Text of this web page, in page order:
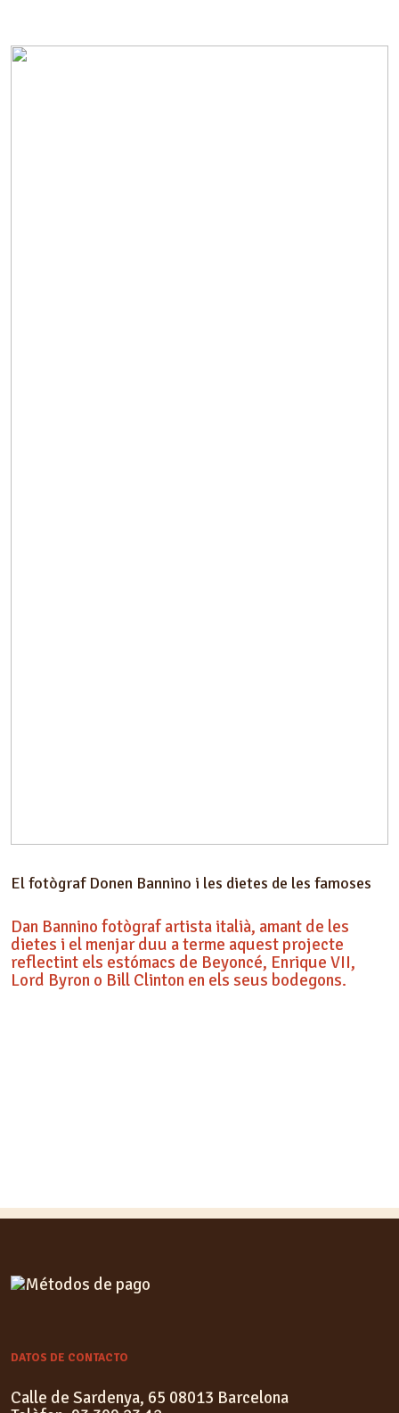
El fotògraf Donen Bannino i les dietes de les famoses
Dan Bannino fotògraf artista italià, amant de les
dietes i el menjar duu a terme aquest projecte
reflectint els estómacs de Beyoncé, Enrique VII,
Lord Byron o Bill Clinton en els seus bodegons.
DATOS DE CONTACTO
Calle de Sardenya, 65 08013 Barcelona